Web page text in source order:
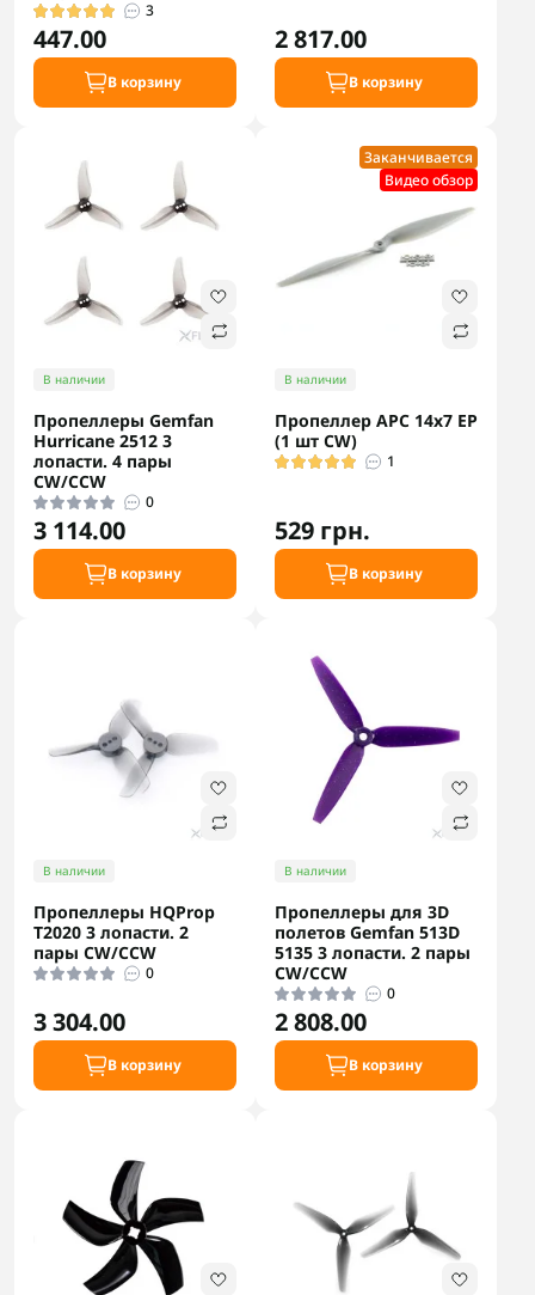
3
447.00
В корзину
2 817.00
В корзину
В наличии
Пропеллеры Gemfan
Hurricane 2512 3
лопасти. 4 пары
CW/CCW
0
3 114.00
В корзину
Заканчивается
Видео обзор
В наличии
Пропеллер APC 14x7 EP
(1 шт CW)
1
529 грн.
В корзину
В наличии
Пропеллеры HQProp
T2020 3 лопасти. 2
пары CW/CCW
0
3 304.00
В корзину
В наличии
Пропеллеры для 3D
полетов Gemfan 513D
5135 3 лопасти. 2 пары
CW/CCW
0
2 808.00
В корзину